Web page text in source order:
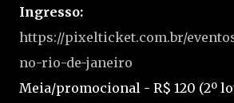
Ingresso:
https://pixelticket.com.br/
no-rio-de-janeiro
Meia/promocional - R$ 120 (2º